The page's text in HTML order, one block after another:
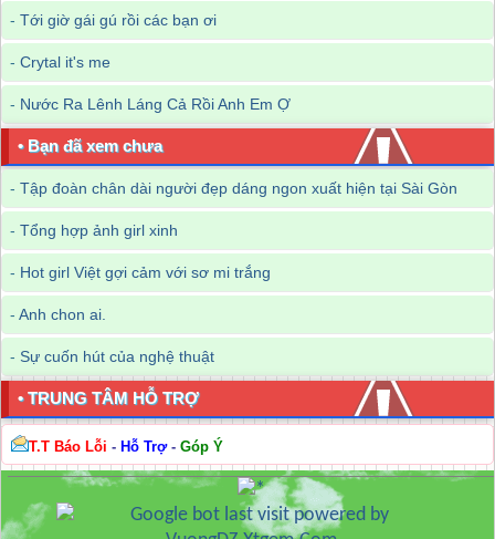
- Tới giờ gái gú rồi các bạn ơi
- Crytal it's me
- Nước Ra Lênh Láng Cả Rồi Anh Em Ợ
• Bạn đã xem chưa
- Tập đoàn chân dài người đẹp dáng ngon xuất hiện tại Sài Gòn
- Tổng hợp ảnh girl xinh
- Hot girl Việt gợi cảm với sơ mi trắng
- Anh chon ai.
- Sự cuốn hút của nghệ thuật
• TRUNG TÂM HỖ TRỢ
T.T Báo Lỗi - Hỗ Trợ- Góp Ý